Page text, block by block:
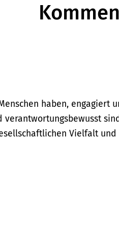
haben, engagiert
Vielfalt und